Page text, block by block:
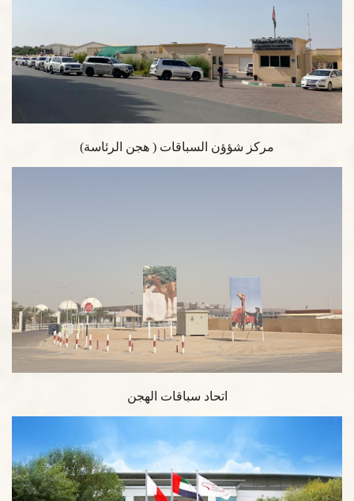
مركز شؤؤن السباقات ( هجن الرئاسة)
اتحاد سباقات الهجن